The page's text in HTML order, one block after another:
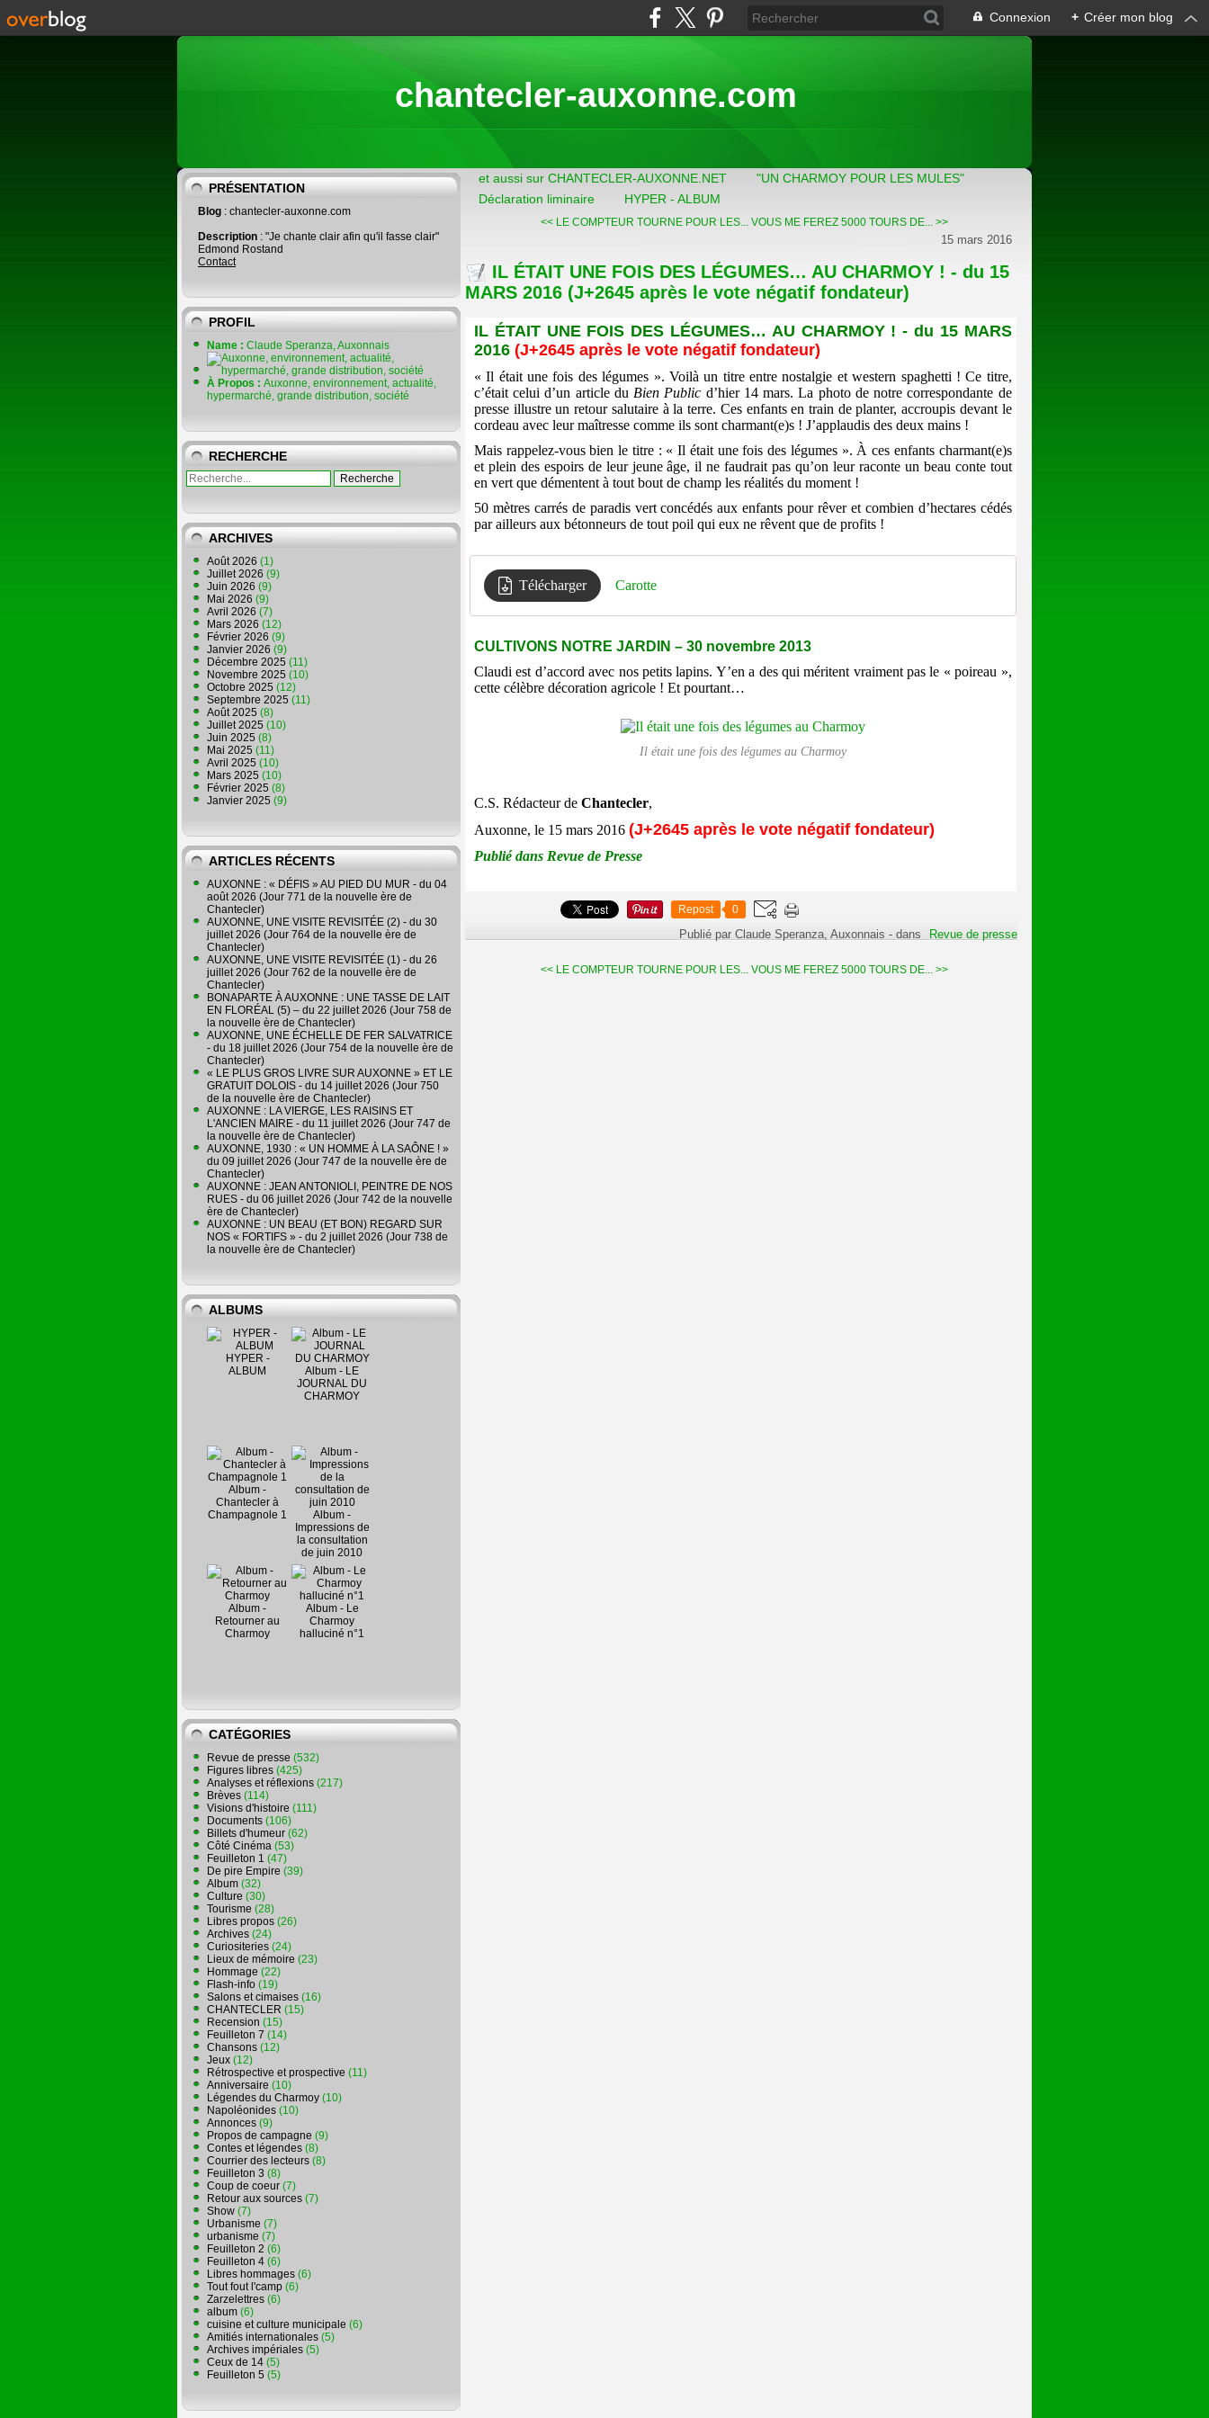
Connexion + Créer mon blog
chantecler-auxonne.com
PRÉSENTATION
Blog : chantecler-auxonne.com
Description : "Je chante clair afin qu'il fasse clair"
Edmond Rostand
Contact
PROFIL
Name : Claude Speranza, Auxonnais
À Propos : Auxonne, environnement, actualité,
hypermarché, grande distribution, société
RECHERCHE
ARCHIVES
Août 2026 (1)
Juillet 2026 (9)
Juin 2026 (9)
Mai 2026 (9)
Avril 2026 (7)
Mars 2026 (12)
Février 2026 (9)
Janvier 2026 (9)
Décembre 2025 (11)
Novembre 2025 (10)
Octobre 2025 (12)
Septembre 2025 (11)
Août 2025 (8)
Juillet 2025 (10)
Juin 2025 (8)
Mai 2025 (11)
Avril 2025 (10)
Mars 2025 (10)
Février 2025 (8)
Janvier 2025 (9)
ARTICLES RÉCENTS
AUXONNE : « DÉFIS » AU PIED DU MUR - du 04
août 2026 (Jour 771 de la nouvelle ère de
Chantecler)
AUXONNE, UNE VISITE REVISITÉE (2) - du 30
juillet 2026 (Jour 764 de la nouvelle ère de
Chantecler)
AUXONNE, UNE VISITE REVISITÉE (1) - du 26
juillet 2026 (Jour 762 de la nouvelle ère de
Chantecler)
BONAPARTE À AUXONNE : UNE TASSE DE LAIT
EN FLORÉAL (5) – du 22 juillet 2026 (Jour 758 de
la nouvelle ère de Chantecler)
AUXONNE, UNE ÉCHELLE DE FER SALVATRICE
- du 18 juillet 2026 (Jour 754 de la nouvelle ère de
Chantecler)
« LE PLUS GROS LIVRE SUR AUXONNE » ET LE
GRATUIT DOLOIS - du 14 juillet 2026 (Jour 750
de la nouvelle ère de Chantecler)
AUXONNE : LA VIERGE, LES RAISINS ET
L'ANCIEN MAIRE - du 11 juillet 2026 (Jour 747 de
la nouvelle ère de Chantecler)
AUXONNE, 1930 : « UN HOMME À LA SAÔNE ! »
du 09 juillet 2026 (Jour 747 de la nouvelle ère de
Chantecler)
AUXONNE : JEAN ANTONIOLI, PEINTRE DE NOS
RUES - du 06 juillet 2026 (Jour 742 de la nouvelle
ère de Chantecler)
AUXONNE : UN BEAU (ET BON) REGARD SUR
NOS « FORTIFS » - du 2 juillet 2026 (Jour 738 de
la nouvelle ère de Chantecler)
ALBUMS
HYPER -
ALBUM
Album - LE
JOURNAL DU
CHARMOY
Album -
Chantecler à
Champagnole 1
Album -
Impressions de
la consultation
de juin 2010
Album -
Retourner au
Charmoy
Album - Le
Charmoy
halluciné n°1
CATÉGORIES
Revue de presse (532)
Figures libres (425)
Analyses et réflexions (217)
Brèves (114)
Visions d'histoire (111)
Documents (106)
Billets d'humeur (62)
Côté Cinéma (53)
Feuilleton 1 (47)
De pire Empire (39)
Album (32)
Culture (30)
Tourisme (28)
Libres propos (26)
Archives (24)
Curiositeries (24)
Lieux de mémoire (23)
Hommage (22)
Flash-info (19)
Salons et cimaises (16)
CHANTECLER (15)
Recension (15)
Feuilleton 7 (14)
Chansons (12)
Jeux (12)
Rétrospective et prospective (11)
Anniversaire (10)
Légendes du Charmoy (10)
Napoléonides (10)
Annonces (9)
Propos de campagne (9)
Contes et légendes (8)
Courrier des lecteurs (8)
Feuilleton 3 (8)
Coup de coeur (7)
Retour aux sources (7)
Show (7)
Urbanisme (7)
urbanisme (7)
Feuilleton 2 (6)
Feuilleton 4 (6)
Libres hommages (6)
Tout fout l'camp (6)
Zarzelettres (6)
album (6)
cuisine et culture municipale (6)
Amitiés internationales (5)
Archives impériales (5)
Ceux de 14 (5)
Feuilleton 5 (5)
et aussi sur CHANTECLER-AUXONNE.NET
"UN CHARMOY POUR LES MULES"
Déclaration liminaire
HYPER - ALBUM
<< LE COMPTEUR TOURNE POUR LES... VOUS ME FEREZ 5000 TOURS DE... >>
15 mars 2016
IL ÉTAIT UNE FOIS DES LÉGUMES… AU CHARMOY ! - du 15
MARS 2016 (J+2645 après le vote négatif fondateur)
IL ÉTAIT UNE FOIS DES LÉGUMES… AU CHARMOY ! - du 15 MARS
2016 (J+2645 après le vote négatif fondateur)
« Il était une fois des légumes ». Voilà un titre entre nostalgie et western spaghetti ! Ce titre,
c’était celui d’un article du Bien Public d’hier 14 mars. La photo de notre correspondante de
presse illustre un retour salutaire à la terre. Ces enfants en train de planter, accroupis devant le
cordeau avec leur maîtresse comme ils sont charmant(e)s ! J’applaudis des deux mains !
Mais rappelez-vous bien le titre : « Il était une fois des légumes ». À ces enfants charmant(e)s
et plein des espoirs de leur jeune âge, il ne faudrait pas qu’on leur raconte un beau conte tout
en vert que démentent à tout bout de champ les réalités du moment !
50 mètres carrés de paradis vert concédés aux enfants pour rêver et combien d’hectares cédés
par ailleurs aux bétonneurs de tout poil qui eux ne rêvent que de profits !
Télécharger Carotte
CULTIVONS NOTRE JARDIN – 30 novembre 2013
Claudi est d’accord avec nos petits lapins. Y’en a des qui méritent vraiment pas le « poireau »,
cette célèbre décoration agricole ! Et pourtant…
Il était une fois des légumes au Charmoy
C.S. Rédacteur de Chantecler,
Auxonne, le 15 mars 2016 (J+2645 après le vote négatif fondateur)
Publié dans Revue de Presse
Repost 0
Publié par Claude Speranza, Auxonnais -dans Revue de presse
<< LE COMPTEUR TOURNE POUR LES... VOUS ME FEREZ 5000 TOURS DE... >>